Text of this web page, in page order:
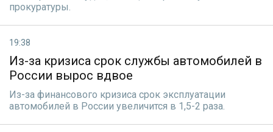
прокуратуры.
19:38
Из-за кризиса срок службы автомобилей в
России вырос вдвое
Из-за финансового кризиса срок эксплуатации
автомобилей в России увеличится в 1,5-2 раза.